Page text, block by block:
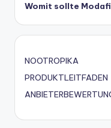
Womit sollte
NOOTROPIKA
PRODUKTLEITFADEN